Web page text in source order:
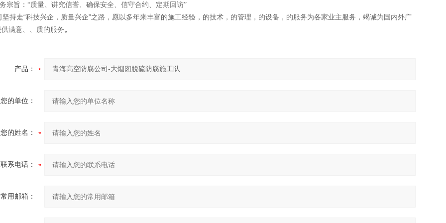
旨：“质量、讲究信誉、确保安全、信守合约、定期回访”
坚持走“科技兴企，质量兴企”之路，愿以多年来丰富的施工经验，的技术，的管理，的设备，的服务为各家业主服务，竭诚为国内外广
满意、、质的服务。
产品：
您的单位：
您的姓名：
联系电话：
常用邮箱：